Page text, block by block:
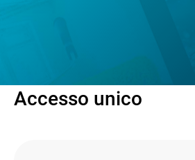
Accesso unico